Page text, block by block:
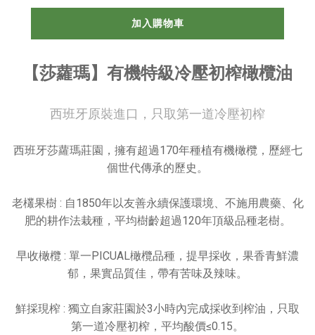
加入購物車
【莎蘿瑪】有機特級冷壓初榨橄欖油
西班牙原裝進口，只取第一道冷壓初榨
西班牙莎蘿瑪莊園，擁有超過170年種植有機橄欖，歷經七
個世代傳承的歷史。
老欉果樹 : 自1850年以友善永續保護環境、不施用農藥、化
肥的耕作法栽種，平均樹齡超過120年頂級品種老樹。
早收橄欖 : 單一PICUAL橄欖品種，提早採收，果香青鮮濃
郁，果實品質佳，帶有苦味及辣味。
鮮採現榨 : 獨立自家莊園於3小時內完成採收到榨油，只取
第一道冷壓初榨，平均酸價≤0.15。